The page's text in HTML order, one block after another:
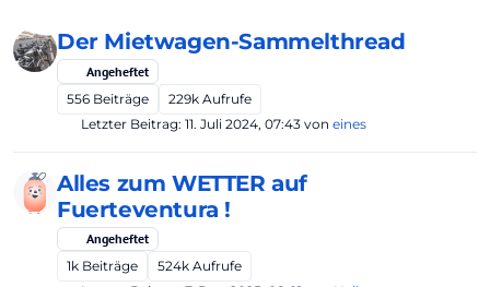
Der Mietwagen-Sammelthread
Angeheftet
556 Beiträge 229k Aufrufe
Letzter Beitrag: 11. Juli 2024, 07:43 von eines
Alles zum WETTER auf
Fuerteventura !
Angeheftet
1k Beiträge 524k Aufrufe